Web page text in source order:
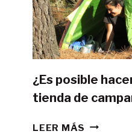
¿Es posible
tienda de
LEER MÁS ¿ES